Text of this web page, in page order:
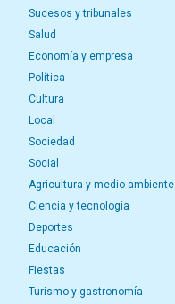
Sucesos y tribunales
Salud
Economía y empresa
Política
Cultura
Local
Sociedad
Social
Agricultura y medio ambiente
Ciencia y tecnología
Deportes
Educación
Fiestas
Turismo y gastronomía